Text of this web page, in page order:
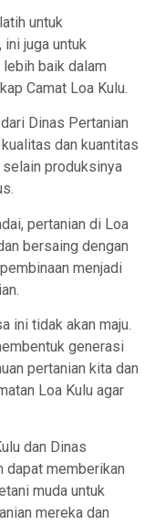
untuk
juga untuk
baik dalam
Camat Loa Kulu.
Dinas Pertanian
dan kuantitas
selain produksinya
pertanian di Loa
bersaing dengan
menjadi
ini tidak akan maju.
generasi
pertanian kita dan
Loa Kulu agar
dan Dinas
dapat memberikan
muda untuk
mereka dan